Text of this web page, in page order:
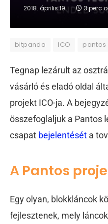
2018. április 19. 3 perc
bitpanda ICO pantos
Tegnap lezárult az
vásárló és eladó oldal
projekt ICO-ja. A
összefoglaljuk a Pantos
csapat bejelentését a
A Pantos
Egy olyan, blokkláncok
fejlesztenek, mely